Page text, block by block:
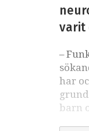
varit
–
har
barn